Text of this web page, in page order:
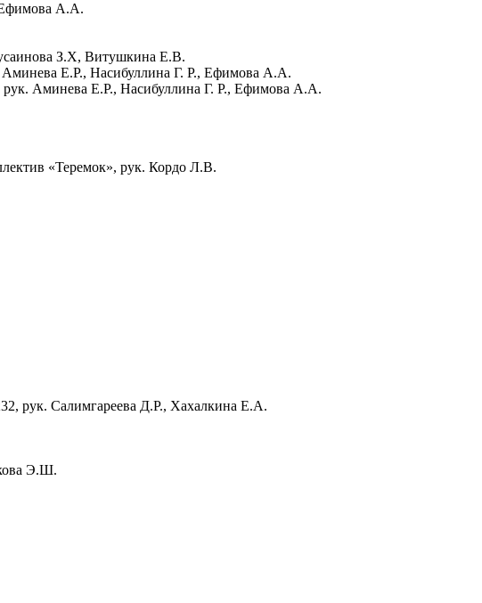
Ефимова А.А.
З.Х, Витушкина Е.В.
Е.Р., Насибуллина Г. Р., Ефимова А.А.
Аминева Е.Р., Насибуллина Г. Р., Ефимова А.А.
«Теремок», рук. Кордо Л.В.
рук. Салимгареева Д.Р., Хахалкина Е.А.
Э.Ш.